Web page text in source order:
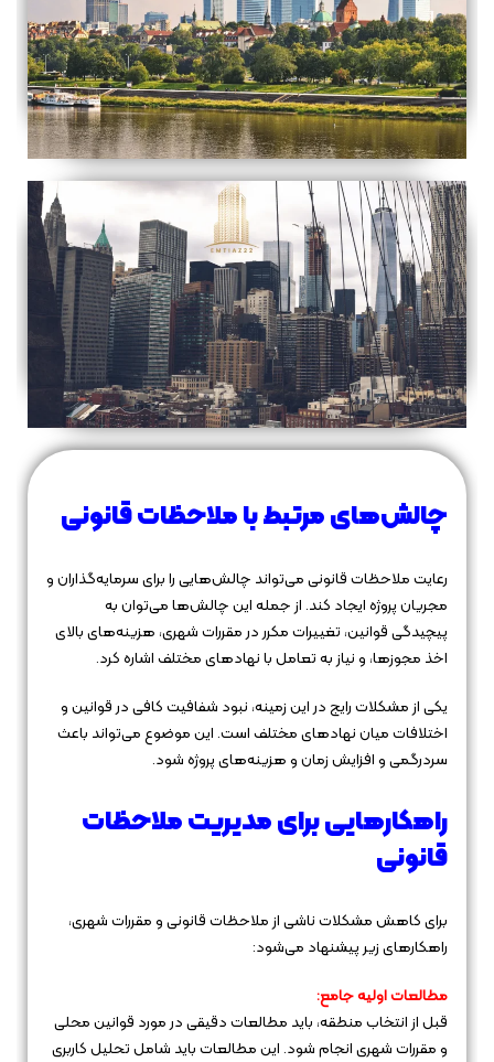
چالش‌های مرتبط با ملاحظات قانونی
رعایت ملاحظات قانونی می‌تواند چالش‌هایی را برای سرمایه‌گذاران و
مجریان پروژه ایجاد کند. از جمله این چالش‌ها می‌توان به
پیچیدگی قوانین، تغییرات مکرر در مقررات شهری، هزینه‌های بالای
اخذ مجوزها، و نیاز به تعامل با نهادهای مختلف اشاره کرد.
یکی از مشکلات رایج در این زمینه، نبود شفافیت کافی در قوانین و
اختلافات میان نهادهای مختلف است. این موضوع می‌تواند باعث
سردرگمی و افزایش زمان و هزینه‌های پروژه شود.
راهکارهایی برای مدیریت ملاحظات
قانونی
برای کاهش مشکلات ناشی از ملاحظات قانونی و مقررات شهری،
راهکارهای زیر پیشنهاد می‌شود:
مطالعات اولیه جامع:
قبل از انتخاب منطقه، باید مطالعات دقیقی در مورد قوانین محلی
و مقررات شهری انجام شود. این مطالعات باید شامل تحلیل کاربری